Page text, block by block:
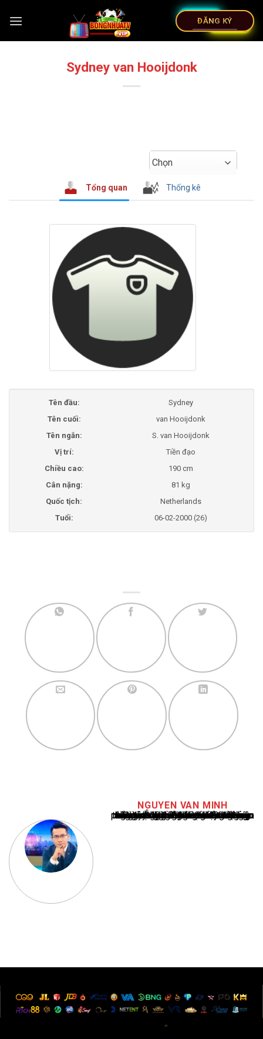
ĐĂNG KÝ
Sydney van Hooijdonk
Chọn
Tổng quan Thống kê
Tên đầu:
Sydney
Tên cuối:
van Hooijdonk
Tên ngắn:
S. van Hooijdonk
Vị trí:
Tiền đạo
Chiều cao:
190 cm
Cân nặng:
81 kg
Quốc tịch:
Netherlands
Tuổi:
06-02-2000 (26)
NGUYEN VAN MINH
Nguyễn Văn Minh là một trong những chuyên gia hàng đầu về báo cáo tin tức thể thao tại Việt Nam, với hơn 10 năm hoạt động trong ngành. Ông có kiến thức sâu rộng và kinh nghiệm đáng kể trong việc phân tích và báo cáo về các sự kiện thể thao hàng đầu. Sự hiểu biết sâu sắc của ông về ngành này đã giúp ông xây dựng uy tín và danh tiếng trong cộng đồng báo chí thể thao.